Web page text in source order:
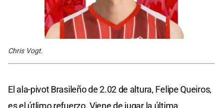
Chris Vogt.
El ala-pivot Brasileño de 2.02 de altura, Felipe Queiros,